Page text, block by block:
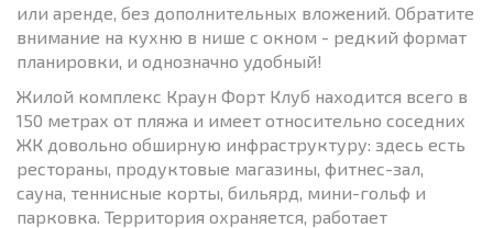
или аренде, без дополнительных вложений. Обратите
внимание на кухню в нише с окном - редкий формат
планировки, и однозначно удобный!
Жилой комплекс Краун Форт Клуб находится всего в
150 метрах от пляжа и имеет относительно соседних
ЖК довольно обширную инфраструктуру: здесь есть
рестораны, продуктовые магазины, фитнес-зал,
сауна, теннисные корты, бильярд, мини-гольф и
парковка. Территория охраняется, работает